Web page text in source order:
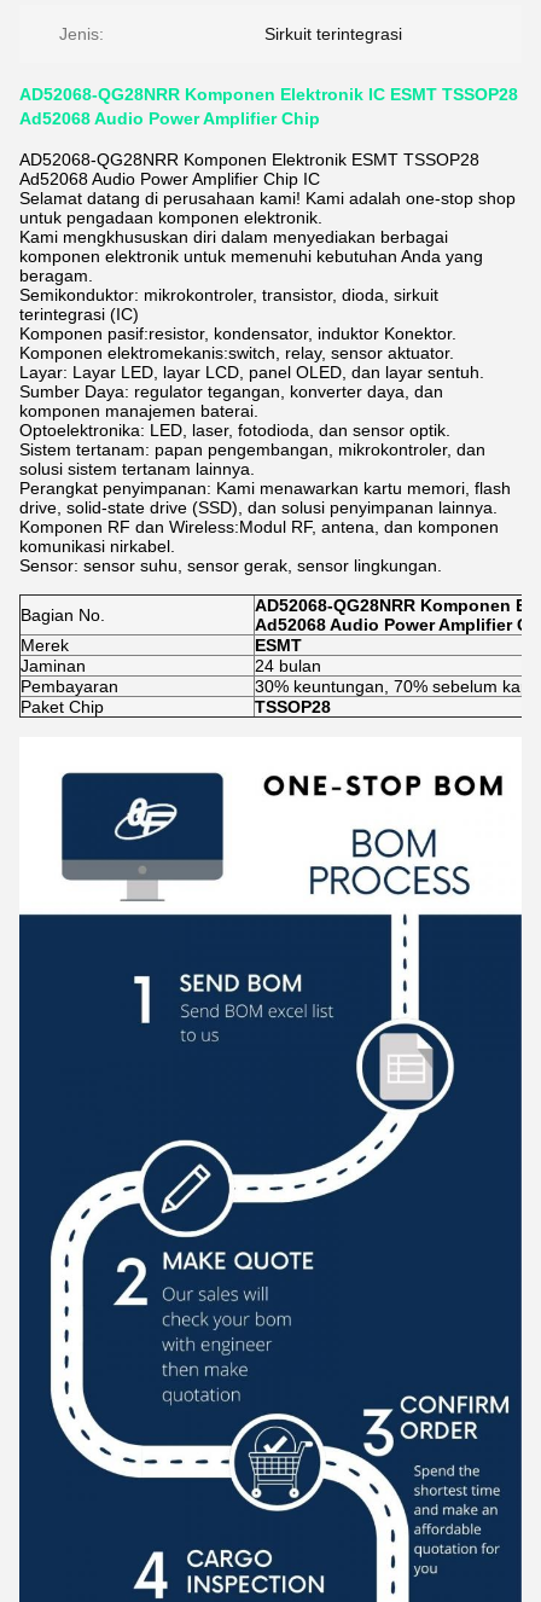
Jenis: Sirkuit terintegrasi
AD52068-QG28NRR Komponen Elektronik IC ESMT TSSOP28
Ad52068 Audio Power Amplifier Chip
AD52068-QG28NRR Komponen Elektronik ESMT TSSOP28
Ad52068 Audio Power Amplifier Chip IC
Selamat datang di perusahaan kami! Kami adalah one-stop shop
untuk pengadaan komponen elektronik.
Kami mengkhususkan diri dalam menyediakan berbagai
komponen elektronik untuk memenuhi kebutuhan Anda yang
beragam.
Semikonduktor: mikrokontroler, transistor, dioda, sirkuit
terintegrasi (IC)
Komponen pasif:resistor, kondensator, induktor Konektor.
Komponen elektromekanis:switch, relay, sensor aktuator.
Layar: Layar LED, layar LCD, panel OLED, dan layar sentuh.
Sumber Daya: regulator tegangan, konverter daya, dan
komponen manajemen baterai.
Optoelektronika: LED, laser, fotodioda, dan sensor optik.
Sistem tertanam: papan pengembangan, mikrokontroler, dan
solusi sistem tertanam lainnya.
Perangkat penyimpanan: Kami menawarkan kartu memori, flash
drive, solid-state drive (SSD), dan solusi penyimpanan lainnya.
Komponen RF dan Wireless:Modul RF, antena, dan komponen
komunikasi nirkabel.
Sensor: sensor suhu, sensor gerak, sensor lingkungan.
Bagian No.
AD52068-QG28NRR Komponen
Ad52068 Audio Power Amplifier
Merek
ESMT
Jaminan
24 bulan
Pembayaran
30% keuntungan, 70% sebelum
Paket Chip
TSSOP28